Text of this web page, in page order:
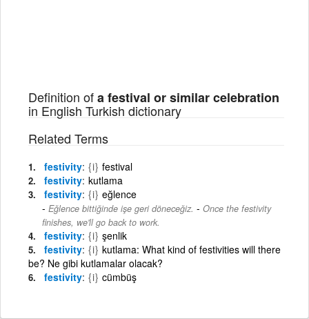
Definition ofa festival or similar celebration
in English Turkish dictionary
Related Terms
festivity {i} festival
festivity kutlama
festivity {i} eğlence
Eğlence bittiğinde işe geri döneceğiz. - Once the festivity
finishes, we'll go back to work.
festivity {i} şenlik
festivity {i} kutlama: What kind of festivities will there
be? Ne gibi kutlamalar olacak?
festivity {i} cümbüş